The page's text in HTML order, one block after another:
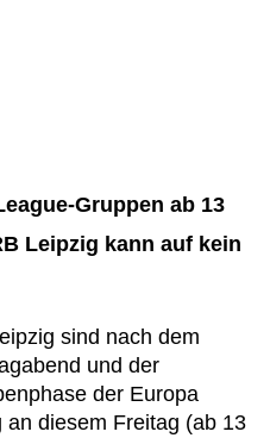
Gruppen ab 13
Leipzig kann auf kein
sind nach dem
und der
der Europa
an diesem Freitag (ab 13